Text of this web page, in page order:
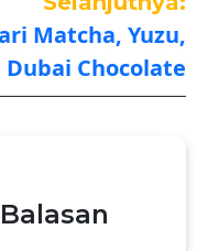
Matcha, Yuzu,
Chocolate